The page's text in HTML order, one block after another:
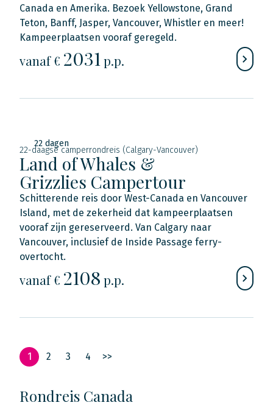
Canada en Amerika. Bezoek Yellowstone, Grand
Teton, Banff, Jasper, Vancouver, Whistler en meer!
Kampeerplaatsen vooraf geregeld.
vanaf € 2031p.p.
22 dagen
22-daagse camperrondreis (Calgary-Vancouver)
Land of Whales &
Grizzlies Campertour
Schitterende reis door West-Canada en Vancouver
Island, met de zekerheid dat kampeerplaatsen
vooraf zijn gereserveerd. Van Calgary naar
Vancouver, inclusief de Inside Passage ferry-
overtocht.
vanaf € 2108 p.p.
1 2 3 4 >>
Rondreis Canada